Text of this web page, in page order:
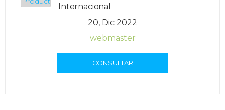
Internacional
20, Dic 2022
webmaster
CONSULTAR